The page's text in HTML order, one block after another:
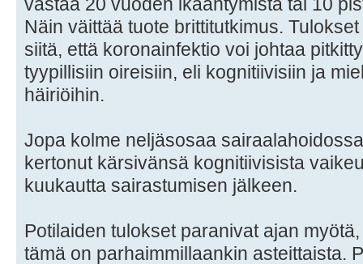
Näin väittää tuote brittitutkimus.
siitä, että koronainfektio voi johtaa
tyypillisiin oireisiin, eli kognitiivisiin ja
häiriöihin.
Jopa kolme neljäsosaa
kertonut kärsivänsä kognitiivisista
kuukautta sairastumisen jälkeen.
Potilaiden tulokset paranivat ajan
tämä on parhaimmillaankin asteittaista.